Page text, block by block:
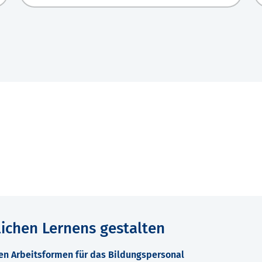
Lernens gestalten
Arbeitsformen für das Bildungspersonal